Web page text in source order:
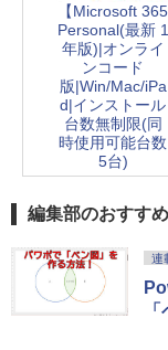
【Microsoft 365
Personal(最新 1
年版)|オンライ
ンコード
版|Win/Mac/iPa
d|インストール
台数無制限(同
時使用可能台数
5台)
編集部のおすす
連